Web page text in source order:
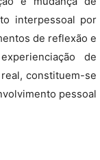
interpessoal por
de reflexão e
de
constituem-se
pessoal